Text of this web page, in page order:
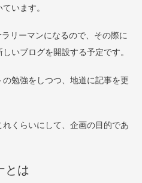
います。
リーマンになるので、その際に
いブログを開設する予定です。
勉強をしつつ、地道に記事を更
くらいにして、企画の目的であ
とは